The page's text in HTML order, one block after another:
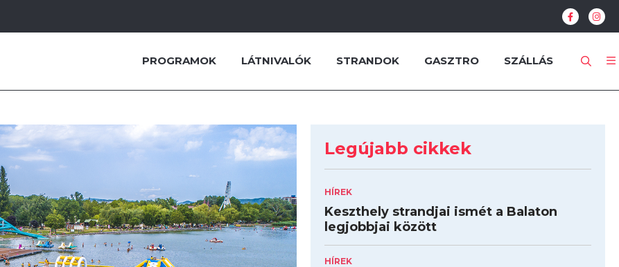
PROGRAMOK LÁTNIVALÓK STRANDOK GASZTRO SZÁLLÁS
Legújabb cikkek
HÍREK
Keszthely strandjai ismét a Balaton
legjobbjai között
HÍREK